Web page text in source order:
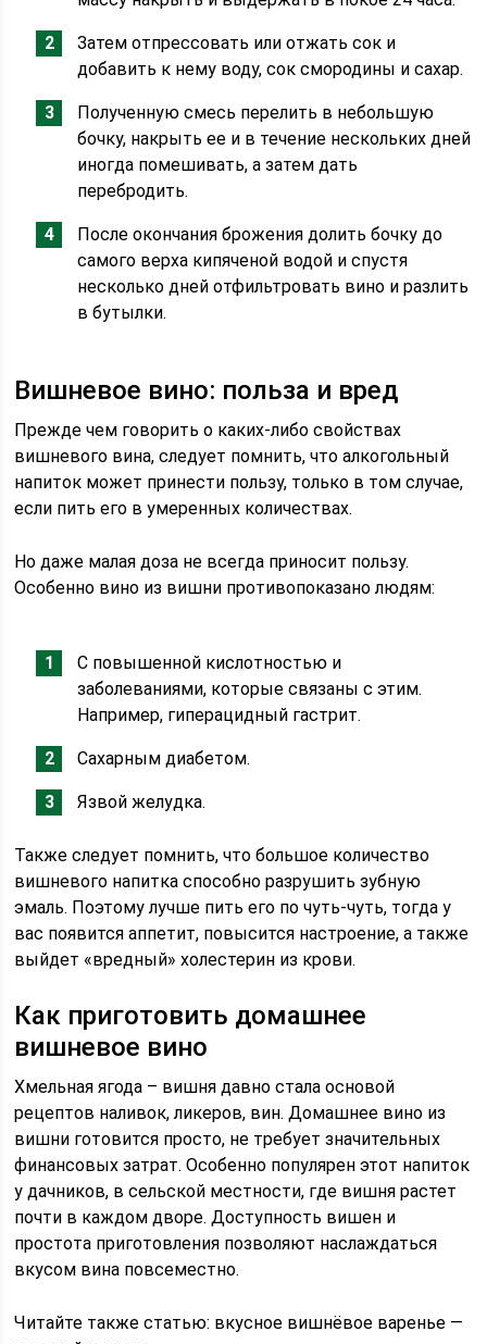
Затем отпрессовать или отжать сок и
добавить к нему воду, сок смородины и сахар.
Полученную смесь перелить в небольшую
бочку, накрыть ее и в течение нескольких дней
иногда помешивать, а затем дать
перебродить.
После окончания брожения долить бочку до
самого верха кипяченой водой и спустя
несколько дней отфильтровать вино и разлить
в бутылки.
Вишневое вино: польза и вред
Прежде чем говорить о каких-либо свойствах
вишневого вина, следует помнить, что алкогольный
напиток может принести пользу, только в том случае,
если пить его в умеренных количествах.
Но даже малая доза не всегда приносит пользу.
Особенно вино из вишни противопоказано людям:
С повышенной кислотностью и
заболеваниями, которые связаны с этим.
Например, гиперацидный гастрит.
Сахарным диабетом.
Язвой желудка.
Также следует помнить, что большое количество
вишневого напитка способно разрушить зубную
эмаль. Поэтому лучше пить его по чуть-чуть, тогда у
вас появится аппетит, повысится настроение, а также
выйдет «вредный» холестерин из крови.
Как приготовить домашнее
вишневое вино
Хмельная ягода – вишня давно стала основой
рецептов наливок, ликеров, вин. Домашнее вино из
вишни готовится просто, не требует значительных
финансовых затрат. Особенно популярен этот напиток
у дачников, в сельской местности, где вишня растет
почти в каждом дворе. Доступность вишен и
простота приготовления позволяют наслаждаться
вкусом вина повсеместно.
Читайте также статью: вкусное вишнёвое варенье —